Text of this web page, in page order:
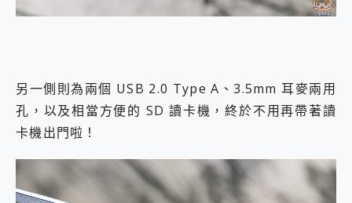
另一側則為兩個 USB 2.0 Type A、3.5mm 耳麥兩用
孔，以及相當方便的 SD 讀卡機，終於不用再帶著讀
卡機出門啦！